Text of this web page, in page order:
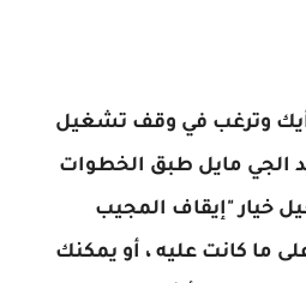
وترغب في وقف تشغيل
الجي مايل طبق الخطوات
خيار "إيقاف المجيب
ما كانت عليه ، أو يمكنك